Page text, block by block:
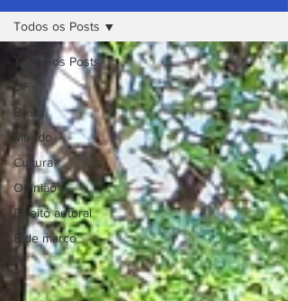
Todos os Posts
DF
Brasil
Mundo
Cultura
Opinião
Direito autoral
8 de março
Todos os Posts